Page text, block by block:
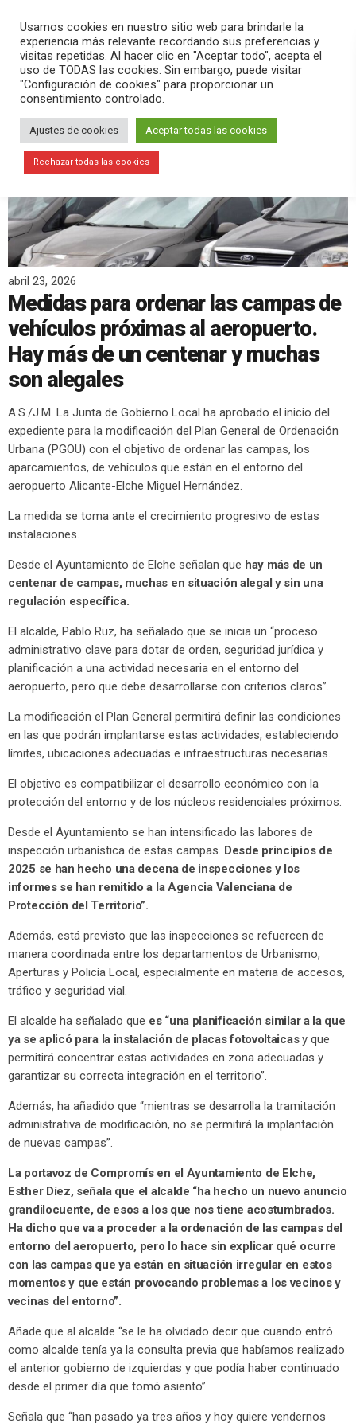
search menu pause PLAY
abril 23, 2026
Medidas para ordenar las campas de
vehículos próximas al aeropuerto.
Hay más de un centenar y muchas
son alegales
A.S./J.M. La Junta de Gobierno Local ha aprobado el inicio del
expediente para la modificación del Plan General de Ordenación
Urbana (PGOU) con el objetivo de ordenar las campas, los
aparcamientos, de vehículos que están en el entorno del
aeropuerto Alicante-Elche Miguel Hernández.
La medida se toma ante el crecimiento progresivo de estas
instalaciones.
Desde el Ayuntamiento de Elche señalan que hay más de un
centenar de campas, muchas en situación alegal y sin una
regulación específica.
El alcalde, Pablo Ruz, ha señalado que se inicia un “proceso
administrativo clave para dotar de orden, seguridad jurídica y
planificación a una actividad necesaria en el entorno del
aeropuerto, pero que debe desarrollarse con criterios claros”.
La modificación el Plan General permitirá definir las condiciones
en las que podrán implantarse estas actividades, estableciendo
límites, ubicaciones adecuadas e infraestructuras necesarias.
El objetivo es compatibilizar el desarrollo económico con la
protección del entorno y de los núcleos residenciales próximos.
Desde el Ayuntamiento se han intensificado las labores de
inspección urbanística de estas campas. Desde principios de
2025 se han hecho una decena de inspecciones y los
informes se han remitido a la Agencia Valenciana de
Protección del Territorio”.
Además, está previsto que las inspecciones se refuercen de
manera coordinada entre los departamentos de Urbanismo,
Aperturas y Policía Local, especialmente en materia de accesos,
tráfico y seguridad vial.
El alcalde ha señalado que es “una planificación similar a la que
ya se aplicó para la instalación de placas fotovoltaicasy que
permitirá concentrar estas actividades en zona adecuadas y
garantizar su correcta integración en el territorio”.
Además, ha añadido que “mientras se desarrolla la tramitación
administrativa de modificación, no se permitirá la implantación
de nuevas campas”.
La portavoz de Compromís en el Ayuntamiento de Elche,
Esther Díez, señala que el alcalde “ha hecho un nuevo anuncio
grandilocuente, de esos a los que nos tiene acostumbrados.
Ha dicho que va a proceder a la ordenación de las campas del
entorno del aeropuerto, pero lo hace sin explicar qué ocurre
con las campas que ya están en situación irregular en estos
momentos y que están provocando problemas a los vecinos y
vecinas del entorno”.
Añade que al alcalde “se le ha olvidado decir que cuando entró
como alcalde tenía ya la consulta previa que habíamos realizado
el anterior gobierno de izquierdas y que podía haber continuado
desde el primer día que tomó asiento”.
Señala que “han pasado ya tres años y hoy quiere vendernos
Usamos cookies en nuestro sitio web para brindarle la
experiencia más relevante recordando sus preferencias y
visitas repetidas. Al hacer clic en "Aceptar todo", acepta el
uso de TODAS las cookies. Sin embargo, puede visitar
"Configuración de cookies" para proporcionar un
consentimiento controlado.
Ajustes de cookies Aceptar todas las cookies
Rechazar todas las cookies